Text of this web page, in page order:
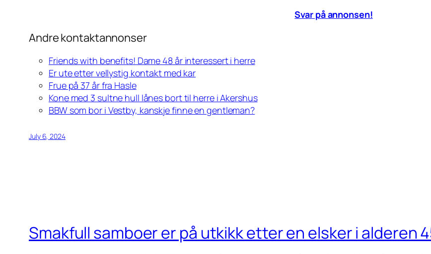
Svar på annonsen!
Andre kontaktannonser
Friends with benefits! Dame 48 år interessert i herre
Er ute etter vellystig kontakt med kar
Frue på 37 år fra Hasle
Kone med 3 sultne hull lånes bort til herre i Akershus
BBW som bor i Vestby, kanskje finne en gentleman?
July 6, 2024
Smakfull samboer er på utkikk etter en elsker i alderen